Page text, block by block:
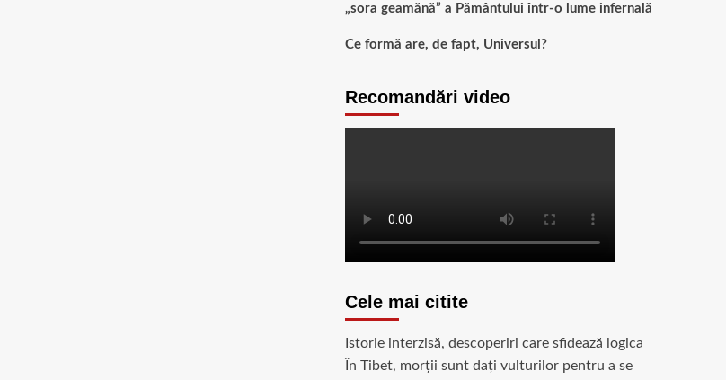
„sora geamănă” a Pământului într-o lume infernală
Ce formă are, de fapt, Universul?
Recomandări video
Cele mai citite
Istorie interzisă, descoperiri care sfidează logica
În Tibet, morții sunt dați vulturilor pentru a se